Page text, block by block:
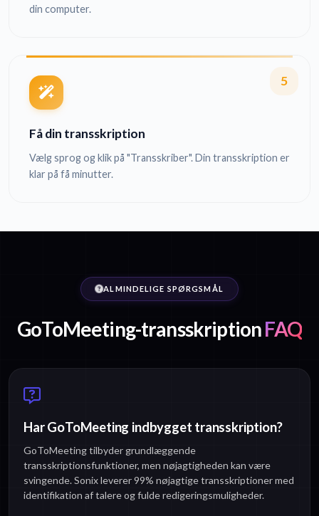
din computer.
5
Få din transskription
Vælg sprog og klik på "Transskriber". Din transskription er
klar på få minutter.
ALMINDELIGE SPØRGSMÅL
GoToMeeting-transskriptionFAQ
Har GoToMeeting indbygget transskription?
GoToMeeting tilbyder grundlæggende
transskriptionsfunktioner, men nøjagtigheden kan være
svingende. Sonix leverer 99% nøjagtige transskriptioner med
identifikation af talere og fulde redigeringsmuligheder.